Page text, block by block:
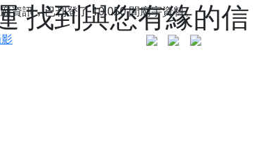
找到與您有緣的信
資訊，已刊登了10,050間廟宇資料。